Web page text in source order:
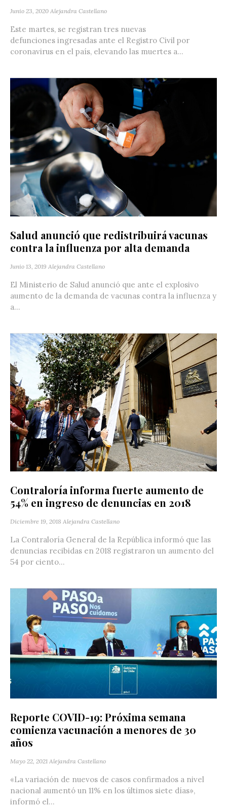
Junio 23, 2020 Alejandra Castellano
Este martes, se registran tres nuevas
defunciones ingresadas ante el Registro Civil por
coronavirus en el país, elevando las muertes a...
Salud anunció que redistribuirá vacunas
contra la influenza por alta demanda
Junio 13, 2019 Alejandra Castellano
El Ministerio de Salud anunció que ante el explosivo
aumento de la demanda de vacunas contra la influenza y
a...
Contraloría informa fuerte aumento de
54% en ingreso de denuncias en 2018
Diciembre 19, 2018 Alejandra Castellano
La Contraloría General de la República informó que las
denuncias recibidas en 2018 registraron un aumento del
54 por ciento...
Reporte COVID-19: Próxima semana
comienza vacunación a menores de 30
años
Mayo 22, 2021 Alejandra Castellano
«La variación de nuevos de casos confirmados a nivel
nacional aumentó un 11% en los últimos siete días»,
informó el...